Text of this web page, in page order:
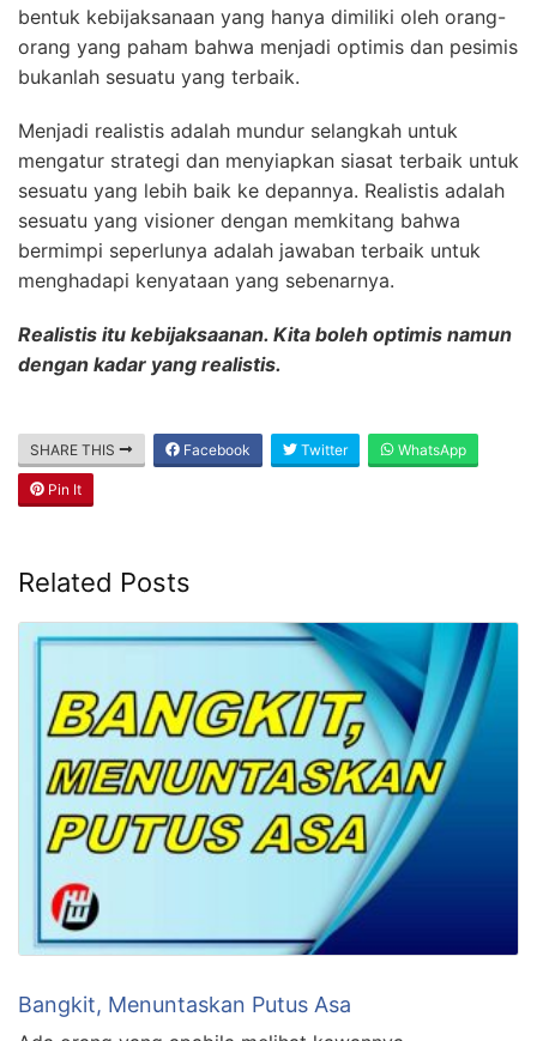
bentuk kebijaksanaan yang hanya dimiliki oleh orang-
orang yang paham bahwa menjadi optimis dan pesimis
bukanlah sesuatu yang terbaik.
Menjadi realistis adalah mundur selangkah untuk
mengatur strategi dan menyiapkan siasat terbaik untuk
sesuatu yang lebih baik ke depannya. Realistis adalah
sesuatu yang visioner dengan memkitang bahwa
bermimpi seperlunya adalah jawaban terbaik untuk
menghadapi kenyataan yang sebenarnya.
Realistis itu kebijaksaanan. Kita boleh optimis namun
dengan kadar yang realistis.
SHARE THIS Facebook Twitter WhatsApp
Pin It
Related Posts
Bangkit, Menuntaskan Putus Asa